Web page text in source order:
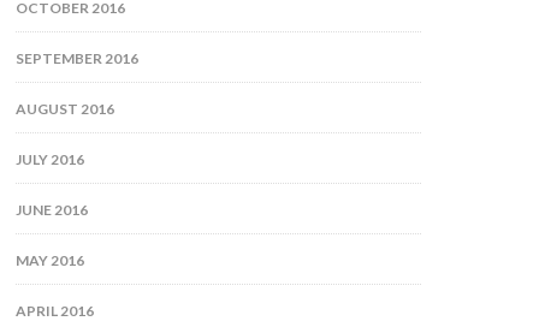
OCTOBER 2016
SEPTEMBER 2016
AUGUST 2016
JULY 2016
JUNE 2016
MAY 2016
APRIL 2016